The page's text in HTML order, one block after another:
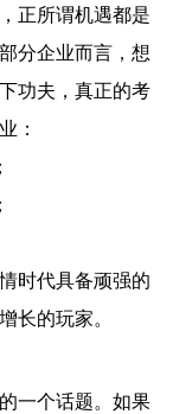
正所谓机遇都是
分企业而言，想
功夫，真正的考
：
时代具备顽强的
长的玩家。
一个话题。如果